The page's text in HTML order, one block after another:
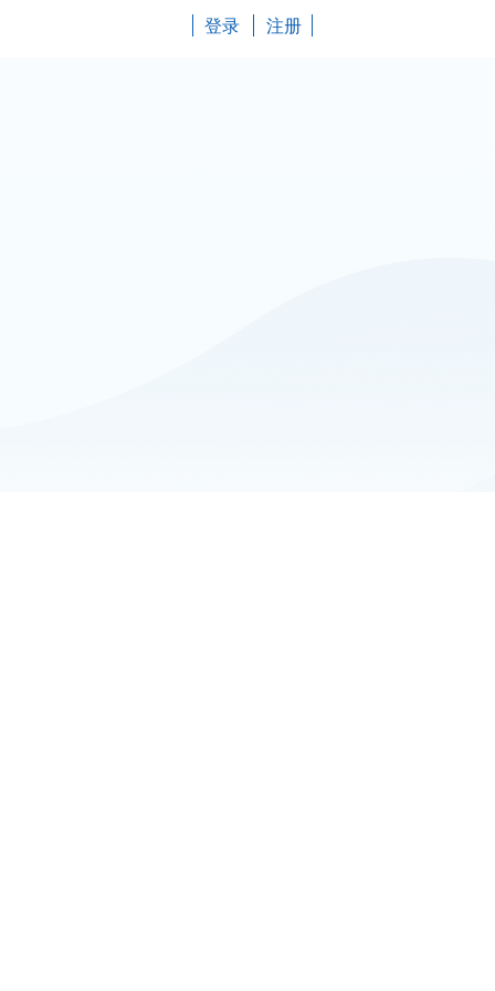
登录 注册